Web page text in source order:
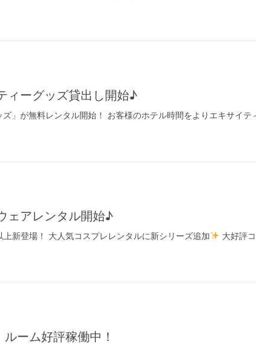
ィーグッズ貸出し開始♪
」が無料レンタル開始！ お客様のホテル時間をよりエキサイ
ェアレンタル開始♪
新登場！ 大人気コスプレレンタルに新シリーズ追加
大好評
ーム好評稼働中！